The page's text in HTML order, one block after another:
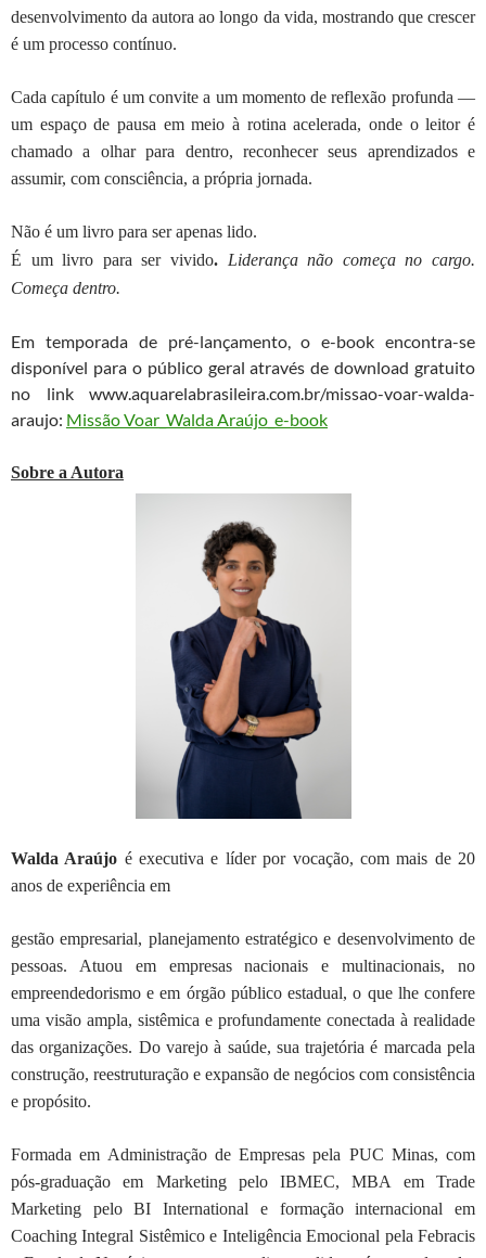
desenvolvimento da autora ao longo da vida, mostrando que crescer
é um processo contínuo.
Cada capítulo é um convite a um momento de reflexão profunda —
um espaço de pausa em meio à rotina acelerada, onde o leitor é
chamado a olhar para dentro, reconhecer seus aprendizados e
assumir, com consciência, a própria jornada.
Não é um livro para ser apenas lido.
É um livro para ser vivido. Liderança não começa no cargo.
Começa dentro.
Em temporada de pré-lançamento, o e-book encontra-se
disponível para o público geral através de download gratuito
no link www.aquarelabrasileira.com.br/missao-voar-walda-
araujo: Missão Voar_Walda Araújo_e-book
Sobre a Autora
Walda Araújo é executiva e líder por vocação, com mais de 20
anos de experiência em
gestão empresarial, planejamento estratégico e desenvolvimento de
pessoas. Atuou em empresas nacionais e multinacionais, no
empreendedorismo e em órgão públicoestadual, o que lhe confere
uma visão ampla, sistêmica e profundamente conectada à realidade
das organizações. Do varejo à saúde, sua trajetória é marcada pela
construção, reestruturação e expansão de negócios com consistência
e propósito.
Formada em Administração de Empresas pela PUC Minas, com
pós-graduação em Marketing pelo IBMEC, MBA em Trade
Marketing pelo BI International e formaçãointernacional em
Coaching Integral Sistêmico e Inteligência Emocional pela Febracis